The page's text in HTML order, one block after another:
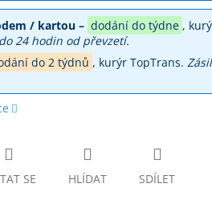
/ kartou – dodání do týdne ,
24 hodin od převzetí.
do 2 týdnů , kurýr TopTrans.
SE HLÍDAT SDÍLET